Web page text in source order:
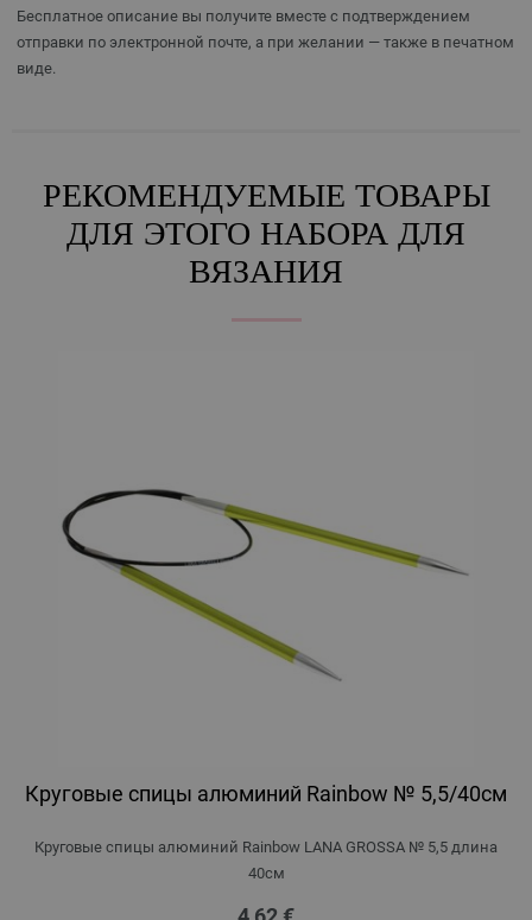
Бесплатное описание вы получите вместе с подтверждением
отправки по электронной почте, а при желании — также в печатном
виде.
РЕКОМЕНДУЕМЫЕ ТОВАРЫ
ДЛЯ ЭТОГО НАБОРА ДЛЯ
ВЯЗАНИЯ
Круговые спицы алюминий Rainbow № 5,5/40см
Круговые спицы алюминий Rainbow LANA GROSSA № 5,5 длина
40см